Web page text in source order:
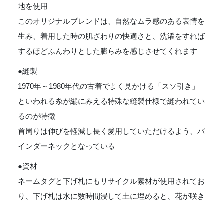
地を使用
このオリジナルブレンドは、自然なムラ感のある表情を
生み、着用した時の肌ざわりの快適さと、洗濯をすれば
するほどふんわりとした膨らみを感じさせてくれます
●縫製
1970年～1980年代の古着でよく見かける「スソ引き」
といわれる糸が縦にみえる特殊な縫製仕様で縫われてい
るのが特徴
首周りは伸びを軽減し長く愛用していただけるよう、バ
インダーネックとなっている
●資材
ネームタグと下げ札にもリサイクル素材が使用されてお
り、下げ札は水に数時間浸して土に埋めると、花が咲き